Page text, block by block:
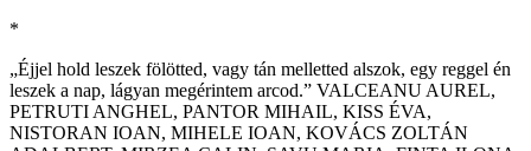
*
„Éjjel hold leszek fölötted, vagy tán melletted alszok, egy reggel én
leszek a nap, lágyan megérintem arcod.” VALCEANU AUREL,
PETRUTI ANGHEL, PANTOR MIHAIL, KISS ÉVA,
NISTORAN IOAN, MIHELE IOAN, KOVÁCS ZOLTÁN